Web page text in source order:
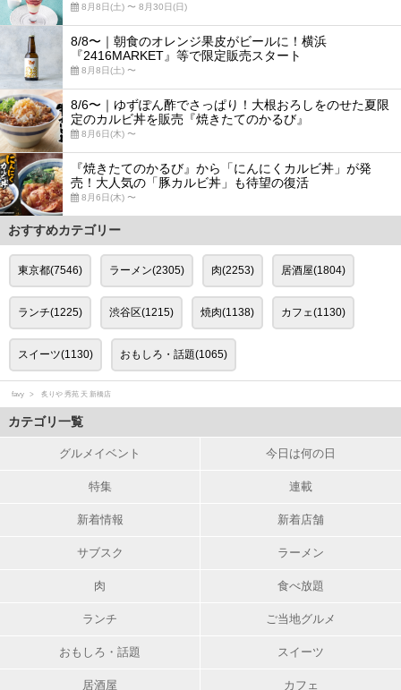
8月8日(土) 〜 8月30日(日)
8/8〜｜朝食のオレンジ果皮がビールに！横浜
『2416MARKET』等で限定販売スタート
8月8日(土) 〜
8/6〜｜ゆずぽん酢でさっぱり！大根おろしをのせた夏限
定のカルビ丼を販売『焼きたてのかるび』
8月6日(木) 〜
『焼きたてのかるび』から「にんにくカルビ丼」が発
売！大人気の「豚カルビ丼」も待望の復活
8月6日(木) 〜
おすすめカテゴリー
東京都(7546) ラーメン(2305) 肉(2253) 居酒屋(1804)
ランチ(1225) 渋谷区(1215) 焼肉(1138) カフェ(1130)
スイーツ(1130) おもしろ・話題(1065)
favy 炙りや 秀苑 天 新橋店
カテゴリ一覧
グルメイベント 今日は何の日
特集 連載
新着情報 新着店舗
サブスク ラーメン
肉 食べ放題
ランチ ご当地グルメ
おもしろ・話題 スイーツ
居酒屋 カフェ